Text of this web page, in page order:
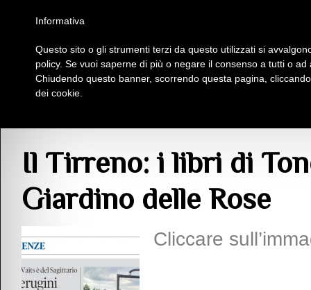
Insieme Per La Cultura
Il Tirreno: i libri di
Giardino delle Rose
Cliccare
Informativa
Questo sito o gli strumenti terzi da questo utilizzati si
policy. Se vuoi saperne di più o negare il consenso a tutti o
Chiudendo questo banner, scorrendo questa pagina,
dei cookie.